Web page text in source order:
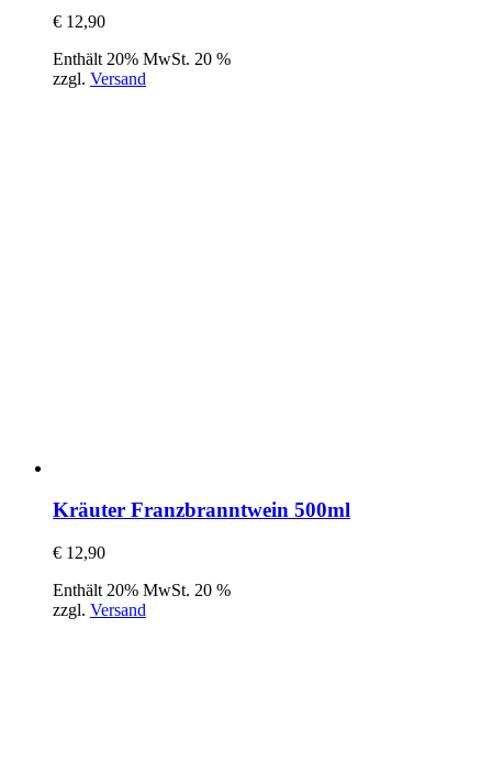
€ 12,90
Enthält 20% MwSt. 20 %
zzgl. Versand
Kräuter Franzbranntwein 500ml
€ 12,90
Enthält 20% MwSt. 20 %
zzgl. Versand